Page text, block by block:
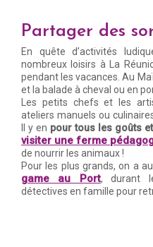
Partager des
En quête d’activités
nombreux loisirs à La
pendant les vacances. Au
et la balade à cheval ou en
Les petits chefs et les
ateliers manuels ou
Il y en pour tous les goûts
visiter une ferme
de nourrir les animaux !
Pour les plus grands, on a
game au Port, durant
détectives en famille pour